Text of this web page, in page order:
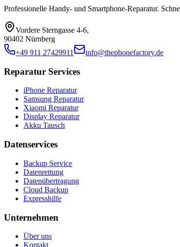
Professionelle Handy- und Smartphone-Reparatur.
Vordere Sterngasse 4-6,
90402 Nürnberg
+49 911 27429911
info@thephonefactory.de
Reparatur Services
iPhone Reparatur
Samsung Reparatur
Xiaomi Reparatur
Display Reparatur
Akku Tausch
Datenservices
Backup Service
Datenrettung
Datenübertragung
Cloud Backup
Expresshilfe
Unternehmen
Über uns
Kontakt